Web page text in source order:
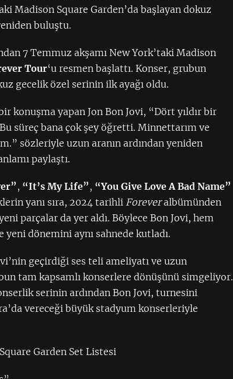
Madison Square Garden’da başlayan dokuz
buluştu.
7 Temmuz akşamı New York’taki Madison
Tour‘u resmen başlattı. Konser, grubun
gecelik özel serinin ilk ayağı oldu.
konuşma yapan Jon Bon Jovi, “Dört yıldır bir
süreç bana çok şey öğretti. Minnettarım ve
sözleriyle uzun aranın ardından yeniden
paylaştı.
, “It’s My Life” , “You Give Love A Bad Name”
yanı sıra, 2024 tarihli Foreveralbümünden
parçalar da yer aldı. Böylece Bon Jovi, hem
dönemini aynı sahnede kutladı.
geçirdiği ses teli ameliyatı ve uzun
tam kapsamlı konserlere dönüşünü simgeliyor.
serinin ardından Bon Jovi, turnesini
vereceği büyük stadyum konserleriyle
Garden Set Listesi